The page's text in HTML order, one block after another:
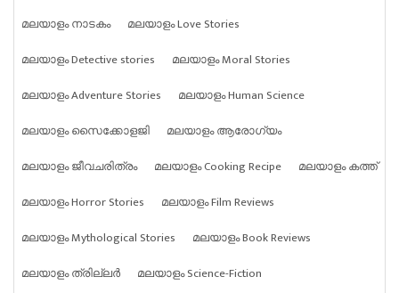
മലയാളം നാടകം
മലയാളം Love Stories
മലയാളം Detective stories
മലയാളം Moral Stories
മലയാളം Adventure Stories
മലയാളം Human Science
മലയാളം സൈക്കോളജി
മലയാളം ആരോഗ്യം
മലയാളം ജീവചരിത്രം
മലയാളം Cooking Recipe
മലയാളം കത്ത്
മലയാളം Horror Stories
മലയാളം Film Reviews
മലയാളം Mythological Stories
മലയാളം Book Reviews
മലയാളം ത്രില്ലർ
മലയാളം Science-Fiction